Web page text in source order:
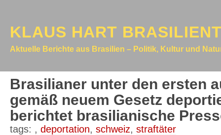
KLAUS HART
Aktuelle Berichte aus Brasilien – Politik, Kultur und
Brasilianer unter den ersten
gemäß neuem Gesetz
berichtet brasilianische
tags: , deportation, schweiz, straftäter